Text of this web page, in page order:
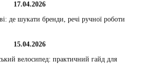
17.04.2026
де шукати бренди, речі ручної роботи
15.04.2026
велосипед: практичний гайд для